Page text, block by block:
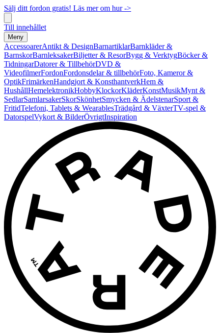
Sälj ditt fordon gratis! Läs mer om hur ->
Till innehållet
Meny
AccessoarerAntikt & DesignBarnartiklarBarnkläder &
BarnskorBarnleksakerBiljetter & ResorBygg & VerktygBöcker &
TidningarDatorer & TillbehörDVD &
VideofilmerFordonFordonsdelar & tillbehörFoto, Kameror &
OptikFrimärkenHandgjort & KonsthantverkHem &
HushållHemelektronikHobbyKlockorKläderKonstMusikMynt &
SedlarSamlarsakerSkorSkönhetSmycken & ÄdelstenarSport &
FritidTelefoni, Tablets & WearablesTrädgård & VäxterTV-spel &
DatorspelVykort & BilderÖvrigtInspiration